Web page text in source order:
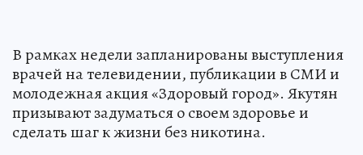
В рамках недели запланированы выступления
врачей на телевидении, публикации в СМИ и
молодежная акция «Здоровый город». Якутян
призывают задуматься о своем здоровье и
сделать шаг к жизни без никотина.